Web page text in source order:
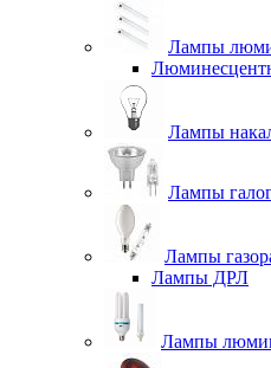
Лампы
Лампы
Лампы
Лампы
Лампы ДРЛ
Лампы